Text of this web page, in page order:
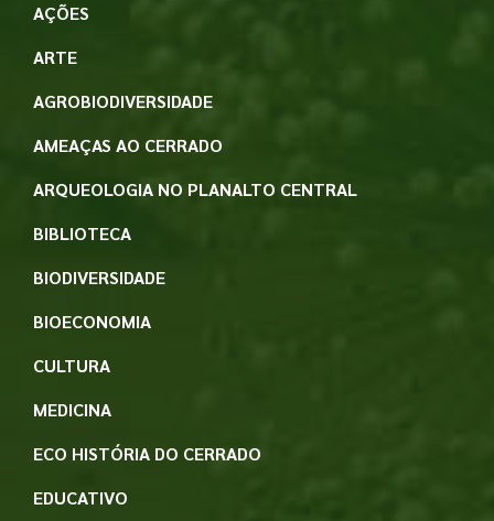
AÇÕES
ARTE
AGROBIODIVERSIDADE
AMEAÇAS AO CERRADO
ARQUEOLOGIA NO PLANALTO CENTRAL
BIBLIOTECA
BIODIVERSIDADE
BIOECONOMIA
CULTURA
MEDICINA
ECO HISTÓRIA DO CERRADO
EDUCATIVO